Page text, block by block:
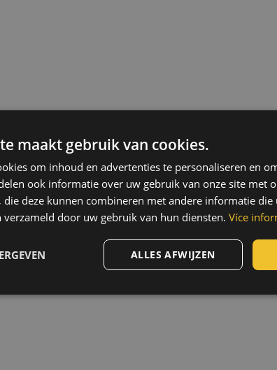
maakt gebruik van cookies.
om inhoud en advertenties te personaliseren en
ook informatie over uw gebruik van onze site met
die deze kunnen combineren met andere informatie
verzameld door uw gebruik van hun diensten. Více
ALLES AFWIJZEN